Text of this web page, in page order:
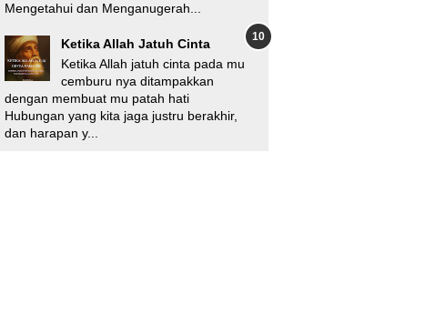
Mengetahui dan Menganugerah...
Ketika Allah Jatuh Cinta
Ketika Allah jatuh cinta pada mu
cemburu nya ditampakkan
dengan membuat mu patah hati
Hubungan yang kita jaga justru berakhir,
dan harapan y...